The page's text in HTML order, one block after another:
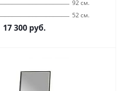
92 см.
52 см.
17 300 руб.